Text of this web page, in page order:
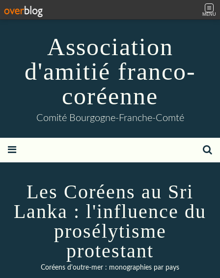
MENU
Association
d'amitié franco-
coréenne
Comité Bourgogne-Franche-Comté
Les Coréens au Sri
Lanka : l'influence du
prosélytisme
protestant
Coréens d'outre-mer : monographies par pays